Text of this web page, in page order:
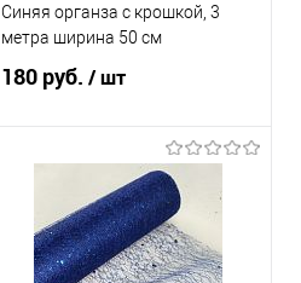
Синяя органза с крошкой, 3
метра ширина 50 см
180 руб./ шт
В корзину
Купить в 1 клик
Сравнение